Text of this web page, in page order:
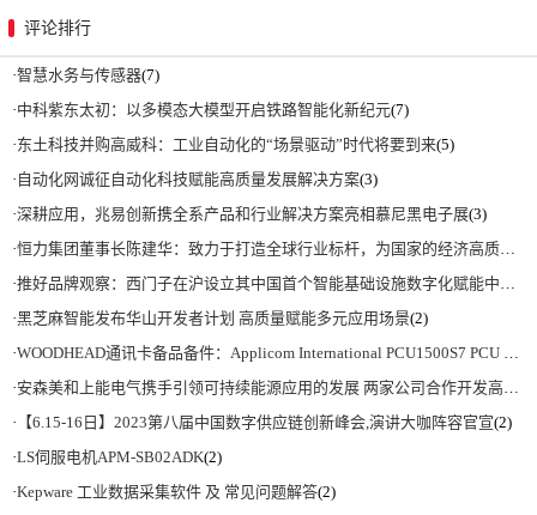
评论排行
·智慧水务与传感器(7)
·中科紫东太初：以多模态大模型开启铁路智能化新纪元(7)
·东土科技并购高威科：工业自动化的“场景驱动”时代将要到来(5)
· 自动化网诚征自动化科技赋能高质量发展解决方案(3)
·深耕应用，兆易创新携全系产品和行业解决方案亮相慕尼黑电子展(3)
·恒力集团董事长陈建华：致力于打造全球行业标杆，为国家的经济高质量发展贡献更大力量|上海电气集团党委书记、董事长吴磊来访
·推好品牌观察：西门子在沪设立其中国首个智能基础设施数字化赋能中心
·黑芝麻智能发布华山开发者计划 高质量赋能多元应用场景(2)
·WOODHEAD通讯卡备品备件：Applicom International PCU1500S7 PCU 1500 S7 V4.5.0
·安森美和上能电气携手引领可持续能源应用的发展 两家公司合作开发高性能储能和太阳能组串式逆变器方案 以实现可持续的未来
· 【6.15-16日】2023第八届中国数字供应链创新峰会,演讲大咖阵容官宣(2)
·LS伺服电机APM-SB02ADK(2)
·Kepware 工业数据采集软件 及 常见问题解答(2)